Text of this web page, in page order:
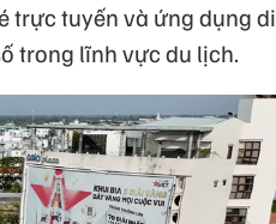
trực tuyến và ứng dụng di
trong lĩnh vực du lịch.